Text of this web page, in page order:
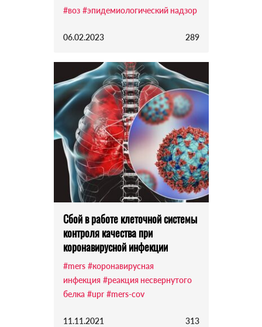
#воз #эпидемиологический надзор
06.02.2023 289
Сбой в работе клеточной системы
контроля качества при
коронавирусной инфекции
#mers #коронавирусная
инфекция #реакция несвернутого
белка #upr #mers-cov
11.11.2021 313